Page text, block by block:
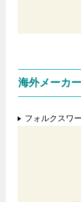
海外メーカー
フォルクスワ